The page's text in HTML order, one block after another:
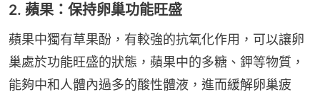
2. 蘋果：保持卵巢功能旺盛
蘋果中獨有草果酚，有較強的抗氧化作用，可以讓卵
巢處於功能旺盛的狀態，蘋果中的多糖、鉀等物質，
能夠中和人體內過多的酸性體液，進而緩解卵巢疲